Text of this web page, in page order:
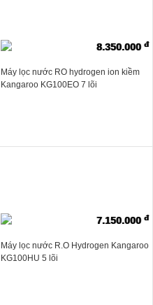
8.350.000 đ
Máy lọc nước RO hydrogen ion kiềm
Kangaroo KG100EO 7 lõi
7.150.000 đ
Máy lọc nước R.O Hydrogen Kangaroo
KG100HU 5 lõi